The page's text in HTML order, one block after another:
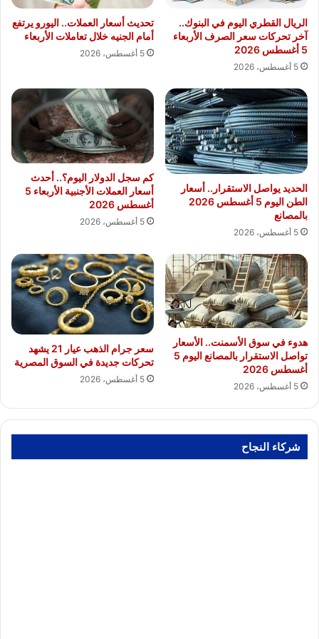
الريال القطري اليوم في البنوك..
آخر تحركات سعر الصرف الأربعاء
5 أغسطس 2026
5 أغسطس، 2026
تحديث أسعار العملات.. اليورو يرتفع
أمام الجنيه خلال تعاملات الأربعاء
5 أغسطس، 2026
الحديد يواصل الاستقرار.. أسعار
الطن اليوم 5 أغسطس 2026
بالمصانع
5 أغسطس، 2026
كم سجل الدولار اليوم؟.. أحدث
أسعار العملات الأجنبية الأربعاء 5
أغسطس 2026
5 أغسطس، 2026
هدوء في سوق الأسمنت.. الأسعار
تواصل الاستقرار بالمصانع اليوم 5
أغسطس 2026
5 أغسطس، 2026
سعر جرام الذهب عيار 21 يشهد
تحركات جديدة في السوق المصرية
5 أغسطس، 2026
شركاء النجاح